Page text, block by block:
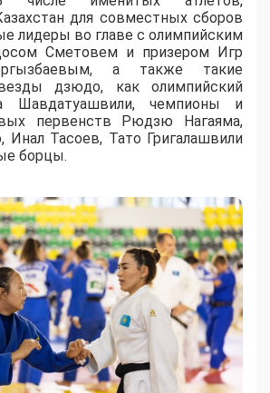
для совместных сборов
лидеры во главе с олимпийским
Сметовем и призером Игр
а также такие
дзюдо, как олимпийский
Шавдатуашвили, чемпионы и
первенств Рюдзю Нагаяма,
Инал Тасоев, Тато Григалашвили
борцы.